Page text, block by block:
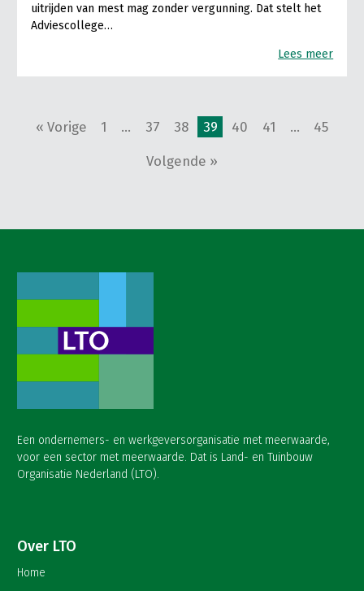
uitrijden van mest mag zonder vergunning. Dat stelt het
Adviescollege…
Lees meer
« Vorige 1 … 37 38 39 40 41 … 45
Volgende »
Een ondernemers- en werkgeversorganisatie met meerwaarde,
voor een sector met meerwaarde. Dat is Land- en Tuinbouw
Organisatie Nederland (LTO).
Over LTO
Home